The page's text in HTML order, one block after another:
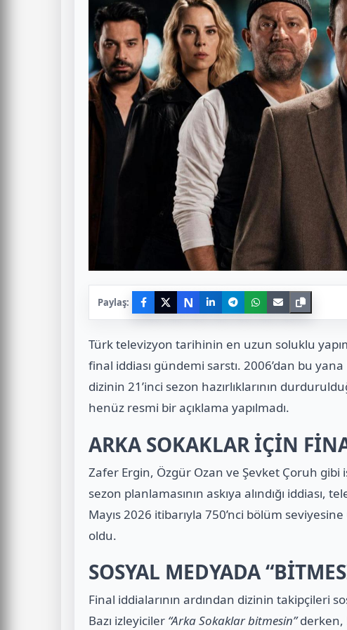
Paylaş: N
Türk televizyon tarihinin en uzun soluklu
final iddiası gündemi sarstı. 2006’dan bu
dizinin 21’inci sezon hazırlıklarının
henüz resmi bir açıklama yapılmadı.
ARKA SOKAKLAR İÇİN
Zafer Ergin, Özgür Ozan ve Şevket Çoruh gibi
sezon planlamasının askıya alındığı iddiası,
Mayıs 2026 itibarıyla 750’nci bölüm
oldu.
SOSYAL MEDYADA
Final iddialarının ardından dizinin takipçileri
Bazı izleyiciler “Arka Sokaklar bitmesin”derken,